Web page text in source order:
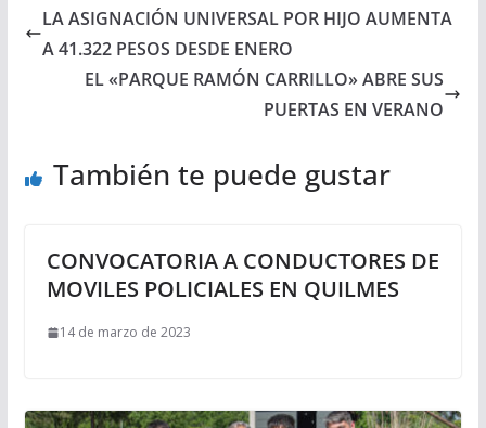
LA ASIGNACIÓN UNIVERSAL POR HIJO AUMENTA
A 41.322 PESOS DESDE ENERO
EL «PARQUE RAMÓN CARRILLO» ABRE SUS
PUERTAS EN VERANO
También te puede gustar
CONVOCATORIA A CONDUCTORES DE
MOVILES POLICIALES EN QUILMES
14 de marzo de 2023